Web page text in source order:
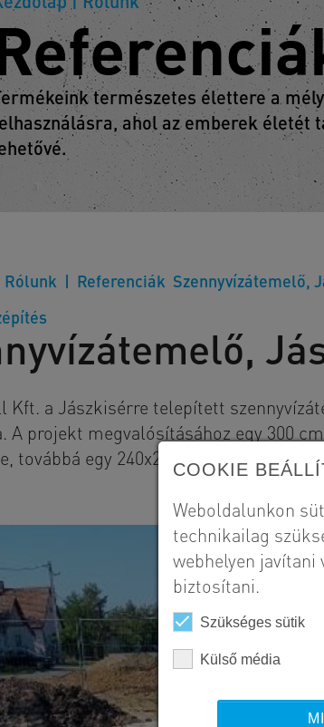
természetes élettere a
ahol az emberek életét
Rólunk Referenciák Szennyvízátemelő,
Kft. a Jászkisérre telepített
A projekt megvalósításához egy 300
továbbá egy 240x220x22 cm méretű
COOKIE
Weboldalunkon
technikailag
webhelyen
biztosítani.
Szükséges sütik
Külső média